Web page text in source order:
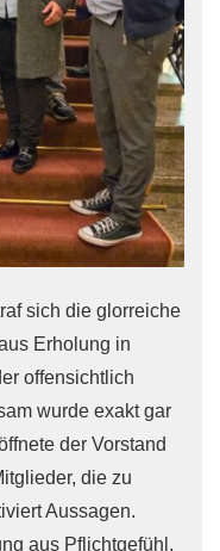
sich die glorreiche
Erholung in
offensichtlich
wurde exakt gar
der Vorstand
die zu
Aussagen.
aus Pflichtgefühl,